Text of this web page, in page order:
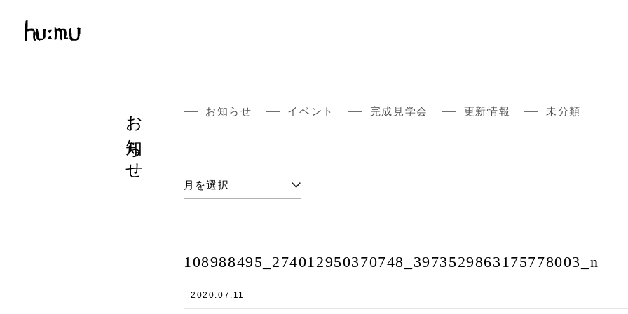
お知らせ お知らせ イベント 完成見学会 更新情報 未分類
108988495_274012950370748_3973529863175778003_n
2020.07.11